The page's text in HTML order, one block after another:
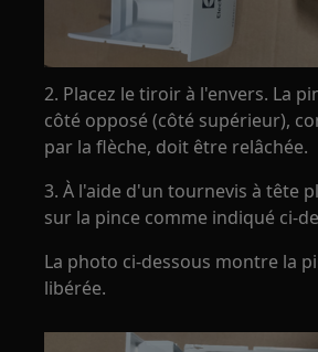
2. Placez le tiroir à l'envers. La
côté opposé (côté supérieur),
par la flèche, doit être relâchée.
3. À l'aide d'un tournevis à tête
sur la pince comme indiqué ci-
La photo ci-dessous montre la
libérée.